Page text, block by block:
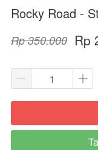
Rocky Road -
Rp 350.000 Rp
`